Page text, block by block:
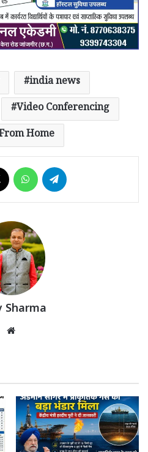
india news
Video Conferencing
Home
WhatsApp
Sharma